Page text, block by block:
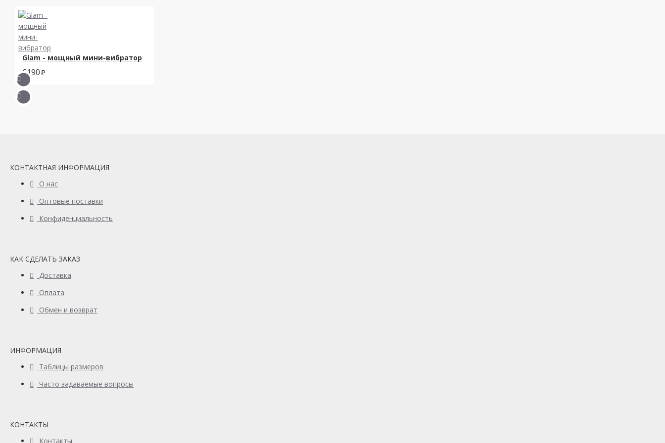
Glam - мощный мини-вибратор
6190
КОНТАКТНАЯ ИНФОРМАЦИЯ
О нас
Оптовые поставки
Конфиденциальность
КАК СДЕЛАТЬ ЗАКАЗ
Доставка
Оплата
Обмен и возврат
ИНФОРМАЦИЯ
Таблицы размеров
Часто задаваемые вопросы
КОНТАКТЫ
Контакты